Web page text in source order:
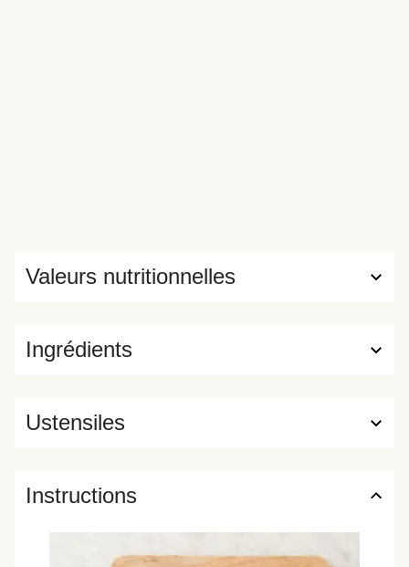
Ingrédients
Valeurs nutritionnelles
Ustensiles
Instructions